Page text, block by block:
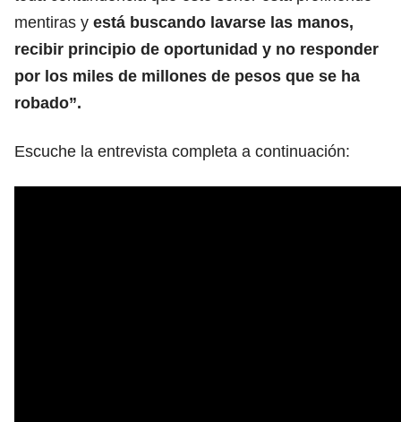
mentiras y está buscando lavarse las manos,
recibir principio de oportunidad y no responder
por los miles de millones de pesos que se ha
robado”.
Escuche la entrevista completa a continuación: